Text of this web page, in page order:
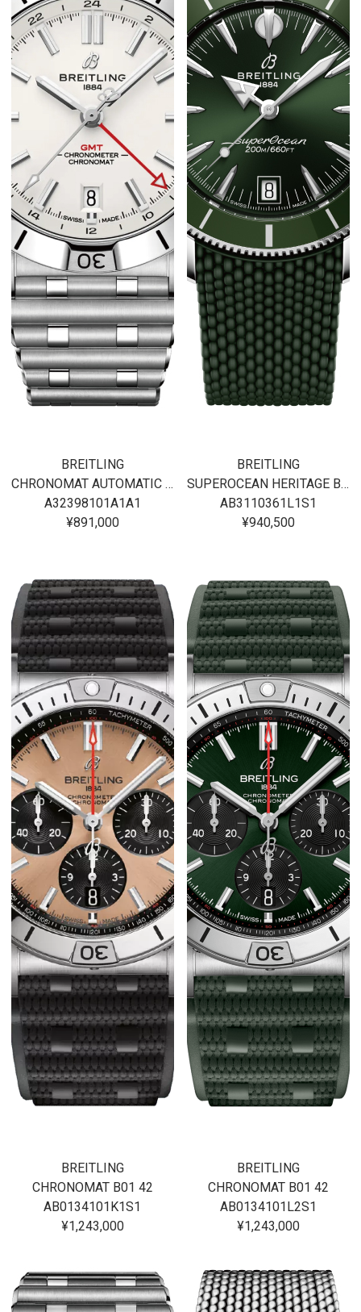
BREITLING
CHRONOMAT AUTOMATIC GMT 40
A32398101A1A1
¥891,000
BREITLING
SUPEROCEAN HERITAGE B31 AUTOMATIC 40
AB3110361L1S1
¥940,500
BREITLING
CHRONOMAT B01 42
AB0134101K1S1
¥1,243,000
BREITLING
CHRONOMAT B01 42
AB0134101L2S1
¥1,243,000